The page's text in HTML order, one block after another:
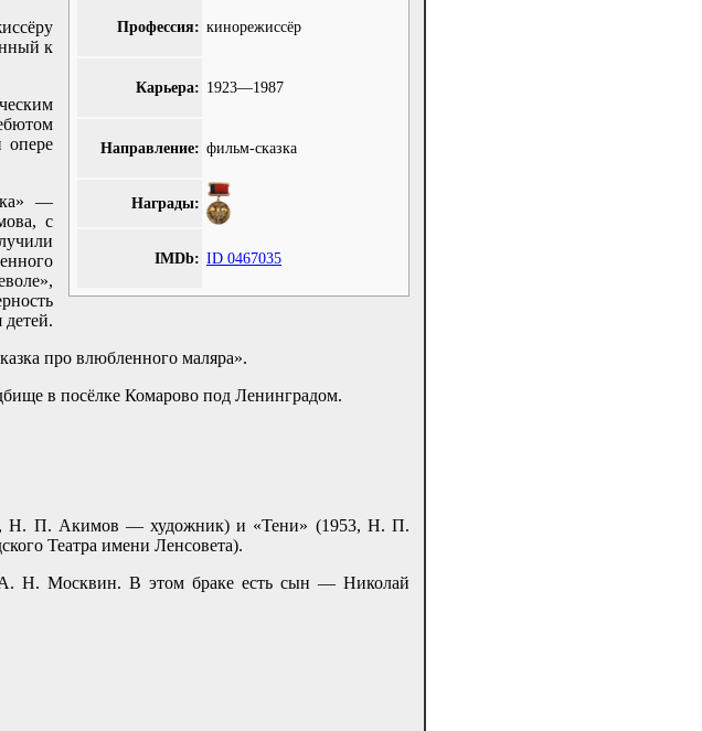
Профессия: кинорежиссёр
Карьера: 1923—1987
Направление: фильм-сказка
Награды:
IMDb: ID 0467035
к
опере
—
с
про влюбленного маляра».
в посёлке Комарово под Ленинградом.
Н. П. Акимов — художник) и «Тени» (1953, Н. П.
Театра имени Ленсовета).
Н. Москвин. В этом браке есть сын — Николай